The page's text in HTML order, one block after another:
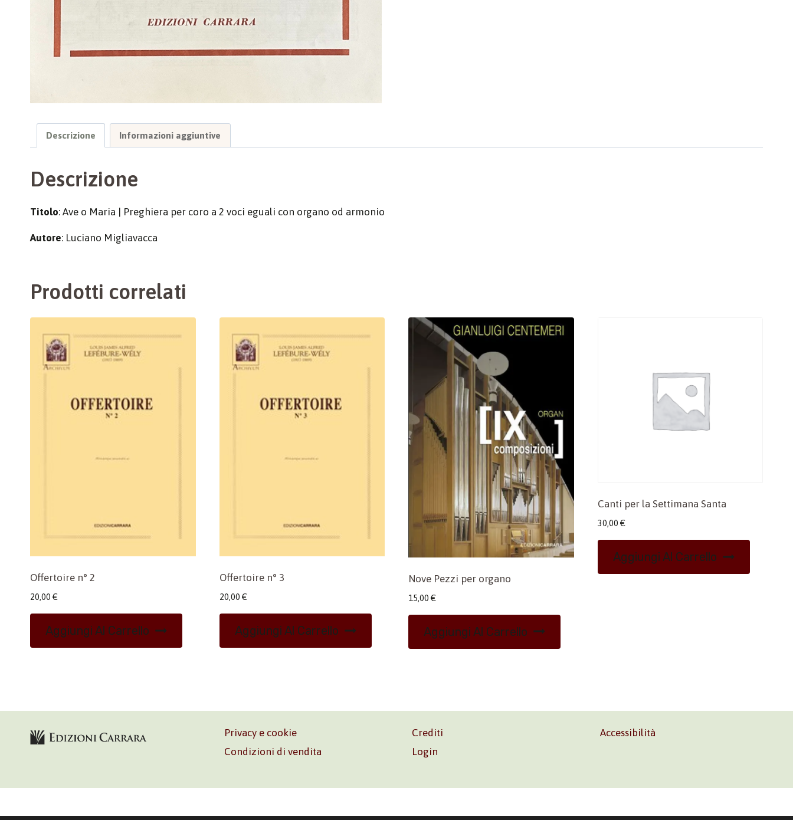
Descrizione Informazioni aggiuntive
Descrizione
Titolo: Ave o Maria | Preghiera per coro a 2 voci eguali con organo od armonio
Autore: Luciano Migliavacca
Prodotti correlati
Offertoire n° 2
20,00 €
Aggiungi Al Carrello
Offertoire n° 3
20,00 €
Aggiungi Al Carrello
Nove Pezzi per organo
15,00 €
Aggiungi Al Carrello
Canti per la Settimana Santa
30,00 €
Aggiungi Al Carrello
Privacy e cookie
Condizioni di vendita
Crediti
Login
Accessibilità